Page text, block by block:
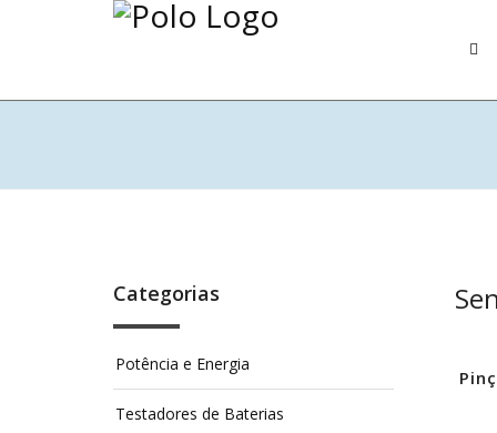
Categorias
Potência e Energia
Testadores de Baterias